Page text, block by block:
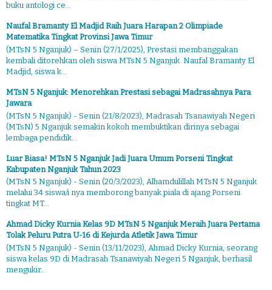
buku antologi ce...
Naufal Bramanty El Madjid Raih Juara Harapan 2 Olimpiade
Matematika Tingkat Provinsi Jawa Timur
(MTsN 5 Nganjuk) – Senin (27/1/2025), Prestasi membanggakan
kembali ditorehkan oleh siswa MTsN 5 Nganjuk. Naufal Bramanty El
Madjid, siswa k...
MTsN 5 Nganjuk: Menorehkan Prestasi sebagai Madrasahnya Para
Jawara
(MTsN 5 Nganjuk) - Senin (21/8/2023), Madrasah Tsanawiyah Negeri
(MTsN) 5 Nganjuk semakin kokoh membuktikan dirinya sebagai
lembaga pendidik...
Luar Biasa! MTsN 5 Nganjuk Jadi Juara Umum Porseni Tingkat
Kabupaten Nganjuk Tahun 2023
(MTsN 5 Nganjuk) - Senin (20/3/2023), Alhamdulillah MTsN 5 Nganjuk
melalui 34 siswa/i nya memborong banyak piala di ajang Porseni
tingkat MT...
Ahmad Dicky Kurnia Kelas 9D MTsN 5 Nganjuk Meraih Juara Pertama
Tolak Peluru Putra U-16 di Kejurda Atletik Jawa Timur
(MTsN 5 Nganjuk) - Senin (13/11/2023), Ahmad Dicky Kurnia, seorang
siswa kelas 9D di Madrasah Tsanawiyah Negeri 5 Nganjuk, berhasil
mengukir...